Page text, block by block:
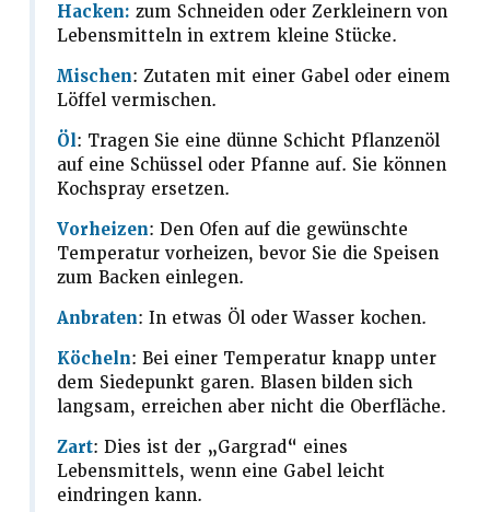
Hacken: zum Schneiden oder Zerkleinern von
Lebensmitteln in extrem kleine Stücke.
Mischen: Zutaten mit einer Gabel oder einem
Löffel vermischen.
Öl: Tragen Sie eine dünne Schicht Pflanzenöl
auf eine Schüssel oder Pfanne auf. Sie können
Kochspray ersetzen.
Vorheizen: Den Ofen auf die gewünschte
Temperatur vorheizen, bevor Sie die Speisen
zum Backen einlegen.
Anbraten: In etwas Öl oder Wasser kochen.
Köcheln: Bei einer Temperatur knapp unter
dem Siedepunkt garen. Blasen bilden sich
langsam, erreichen aber nicht die Oberfläche.
Zart: Dies ist der „Gargrad“ eines
Lebensmittels, wenn eine Gabel leicht
eindringen kann.